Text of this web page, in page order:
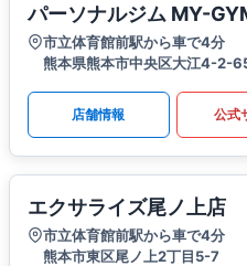
パーソナルジム MY-
市立体育館前駅から車で4分
熊本県熊本市中央区大江4-2-
店舗情報 公式
エクサライズ尾ノ上店
市立体育館前駅から車で4分
熊本市東区尾ノ上2丁目5-7